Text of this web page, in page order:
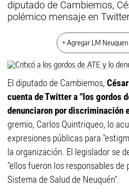
diputado de Cambiemos,
polémico mensaje en
+ Agregar LM
El diputado de Cambiemos,
cuenta de Twitter a "los gordos
denunciaron por discriminación
gremio, Carlos Quintriqueo, lo
expresiones públicas para
la organización. El legislador se
"ellos fueron los responsables de
Sistema de Salud de Neuquén".